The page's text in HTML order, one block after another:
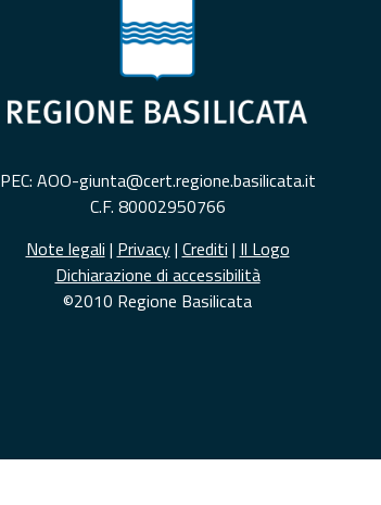
PEC: AOO-giunta@cert.regione.basilicata.it
C.F. 80002950766
Note legali | Privacy| Crediti | Il Logo
Dichiarazione di accessibilità
©2010 Regione Basilicata